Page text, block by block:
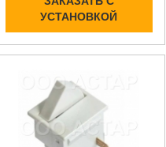
УСТАНОВКОЙ